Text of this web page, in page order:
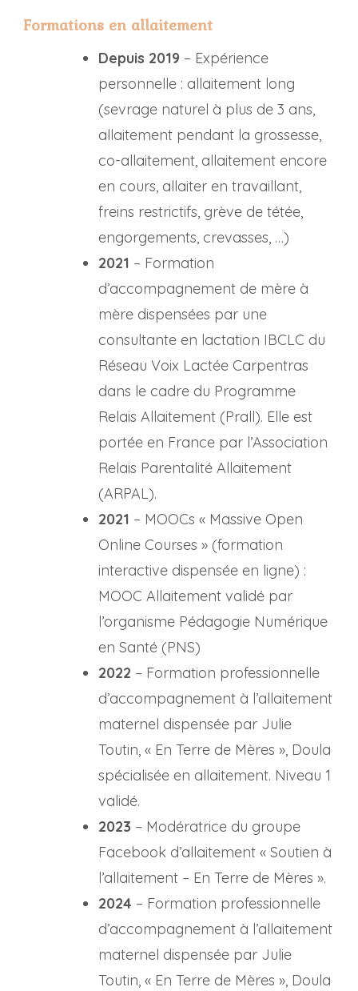
Formations en allaitement
Depuis 2019 – Expérience
personnelle : allaitement long
(sevrage naturel à plus de 3 ans,
allaitement pendant la grossesse,
co-allaitement, allaitement encore
en cours, allaiter en travaillant,
freins restrictifs, grève de tétée,
engorgements, crevasses, …)
2021 – Formation
d’accompagnement de mère à
mère dispensées par une
consultante en lactation IBCLC du
Réseau Voix Lactée Carpentras
dans le cadre du Programme
Relais Allaitement (Prall). Elle est
portée en France par l’Association
Relais Parentalité Allaitement
(ARPAL).
2021 – MOOCs « Massive Open
Online Courses » (formation
interactive dispensée en ligne) :
MOOC Allaitement validé par
l’organisme Pédagogie Numérique
en Santé (PNS)
2022 – Formation professionnelle
d’accompagnement à l’allaitement
maternel dispensée par Julie
Toutin, « En Terre de Mères », Doula
spécialisée en allaitement. Niveau 1
validé.
2023 – Modératrice du groupe
Facebook d’allaitement « Soutien à
l’allaitement – En Terre de Mères ».
2024 – Formation professionnelle
d’accompagnement à l’allaitement
maternel dispensée par Julie
Toutin, « En Terre de Mères », Doula